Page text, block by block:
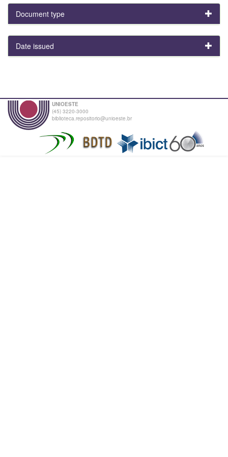
Document type
Date issued
UNIOESTE
(45) 3220-3000
biblioteca.repositorio@unioeste.br